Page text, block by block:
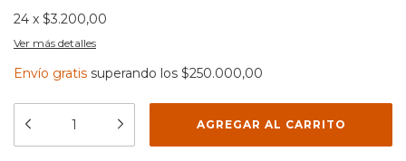
24 x $3.200,00
Ver más detalles
Envío gratis superando los $250.000,00